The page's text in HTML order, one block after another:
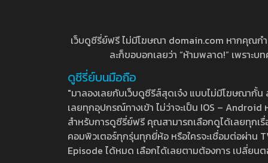
เว็บดูซีรี่ย์ฟรี ไม่มีโฆษณา domain.com หากคุณก
ละก็ขอบอกเลยว่า “ห้ามพลาด!” เพราะ
ดูซีรี่ย์บนมือถือ
"มาลองเลยกับเว็บดูซีรีส์สุดเจ๋ง แบบไม่มีโฆษณากั้
เลยทุกอุปกรณ์ทางเข้า ไม่ว่าจะเป็น IOS –
สำหรับการดูซีรี่ย์ฟรี คุณสามารถเลือกดูได้เลยทุกเ
คอมพิวเตอร์ทุกรุ่นทุกยี่ห้อ หรือใครจะเชื่อมต่อผ่าน
Episode ได้หมด เลือกได้เลยตามต้องการ เปลี่ยน